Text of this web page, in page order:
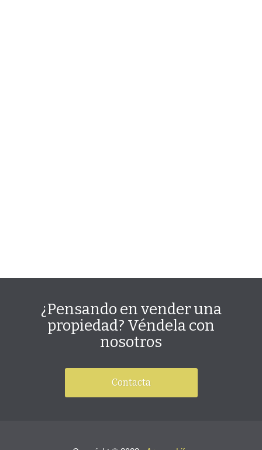
¿Pensando en vender una
propiedad? Véndela con
nosotros
Contacta